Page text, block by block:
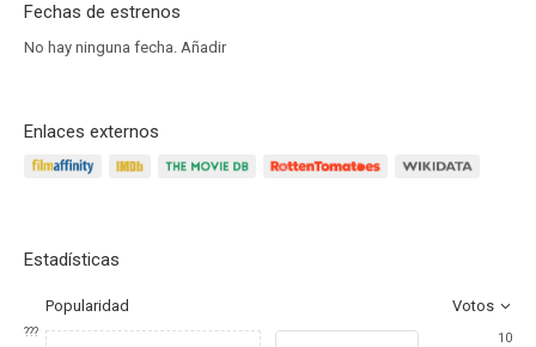
Fechas de estrenos
No hay ninguna fecha. Añadir
Enlaces externos
Estadísticas
Popularidad Votos
???
10